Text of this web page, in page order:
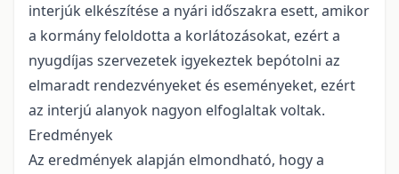
interjúk elkészítése a nyári időszakra esett, amikor
a kormány feloldotta a korlátozásokat, ezért a
nyugdíjas szervezetek igyekeztek bepótolni az
elmaradt rendezvényeket és eseményeket, ezért
az interjú alanyok nagyon elfoglaltak voltak.
Eredmények
Az eredmények alapján elmondható, hogy a